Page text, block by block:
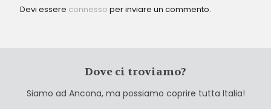
Devi essere connesso per inviare un commento.
Dove ci troviamo?
Siamo ad Ancona, ma possiamo coprire tutta Italia!